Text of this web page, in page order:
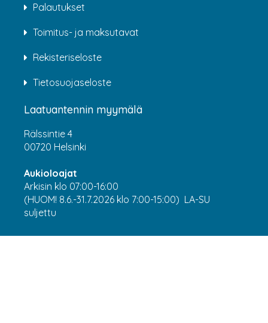
Palautukset
Toimitus- ja maksutavat
Rekisteriseloste
Tietosuojaseloste
Laatuantennin myymälä
Rälssintie 4
00720 Helsinki
Aukioloajat
Arkisin klo 07:00-16:00
(HUOM! 8.6.-31.7.2026 klo 7:00-15:00) LA-SU
suljettu